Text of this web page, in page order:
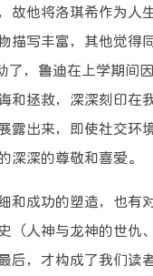
寻找
Hexo4
他将洛琪希作为人
写丰富，其他觉得
，鲁迪在上学期间
和拯救，深深刻印
出来，即使社交环
深深的尊敬和喜爱。
和成功的塑造，也有
人神与龙神的世仇
，才构成了我们读